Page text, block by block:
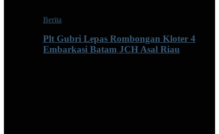
Berita
Plt Gubri Lepas Rombongan Kloter 4
Embarkasi Batam JCH Asal Riau